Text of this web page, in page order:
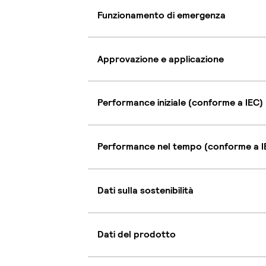
Funzionamento di emergenza
Approvazione e applicazione
Performance iniziale (conforme a IEC)
Performance nel tempo (conforme a
Dati sulla sostenibilità
Dati del prodotto